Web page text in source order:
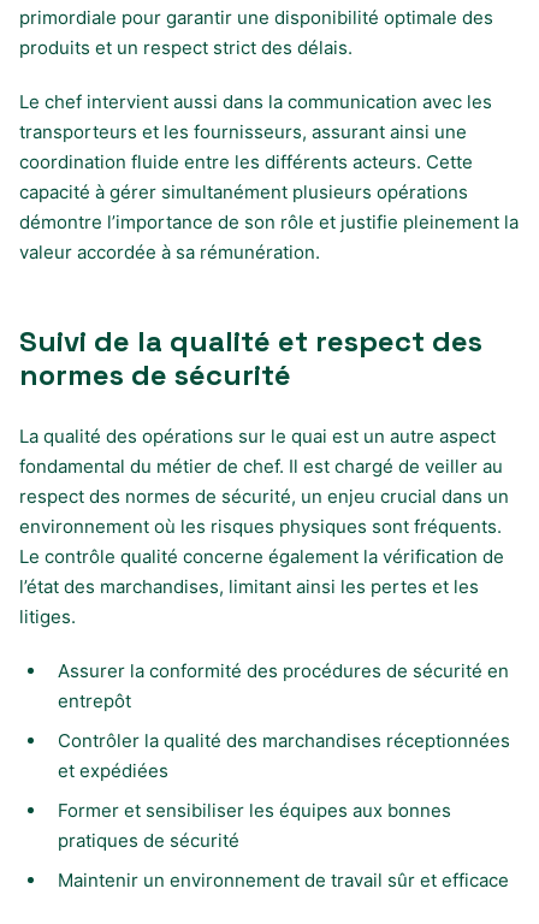
primordiale pour garantir une disponibilité optimale des
produits et un respect strict des délais.
Le chef intervient aussi dans la communication avec les
transporteurs et les fournisseurs, assurant ainsi une
coordination fluide entre les différents acteurs. Cette
capacité à gérer simultanément plusieurs opérations
démontre l’importance de son rôle et justifie pleinement la
valeur accordée à sa rémunération.
Suivi de la qualité et respect des
normes de sécurité
La qualité des opérations sur le quai est un autre aspect
fondamental du métier de chef. Il est chargé de veiller au
respect des normes de sécurité, un enjeu crucial dans un
environnement où les risques physiques sont fréquents.
Le contrôle qualité concerne également la vérification de
l’état des marchandises, limitant ainsi les pertes et les
litiges.
Assurer la conformité des procédures de sécurité en
entrepôt
Contrôler la qualité des marchandises réceptionnées
et expédiées
Former et sensibiliser les équipes aux bonnes
pratiques de sécurité
Maintenir un environnement de travail sûr et efficace